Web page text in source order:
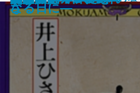
の原野を旅する―
ざる
なる日に―